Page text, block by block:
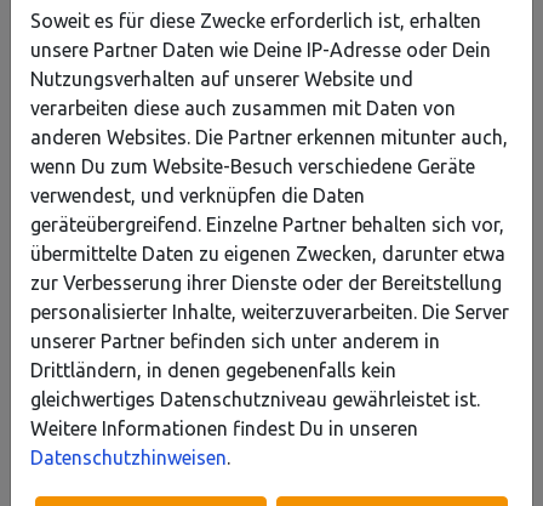
Soweit es für diese Zwecke erforderlich ist, erhalten
unsere Partner Daten wie Deine IP-Adresse oder Dein
Nutzungsverhalten auf unserer Website und
verarbeiten diese auch zusammen mit Daten von
anderen Websites. Die Partner erkennen mitunter auch,
wenn Du zum Website-Besuch verschiedene Geräte
verwendest, und verknüpfen die Daten
geräteübergreifend. Einzelne Partner behalten sich vor,
übermittelte Daten zu eigenen Zwecken, darunter etwa
zur Verbesserung ihrer Dienste oder der Bereitstellung
personalisierter Inhalte, weiterzuverarbeiten. Die Server
unserer Partner befinden sich unter anderem in
Drittländern, in denen gegebenenfalls kein
gleichwertiges Datenschutzniveau gewährleistet ist.
Weitere Informationen findest Du in unseren
Datenschutzhinweisen
Erreichte Platzierung
im laufenden Voting
Rang
19
Dieses Projekt ist archiviert.
Infos
Kategorie: Soziales
Adresse
: Waisenhausstraße 4 56073, Koblenz,
Deutschland